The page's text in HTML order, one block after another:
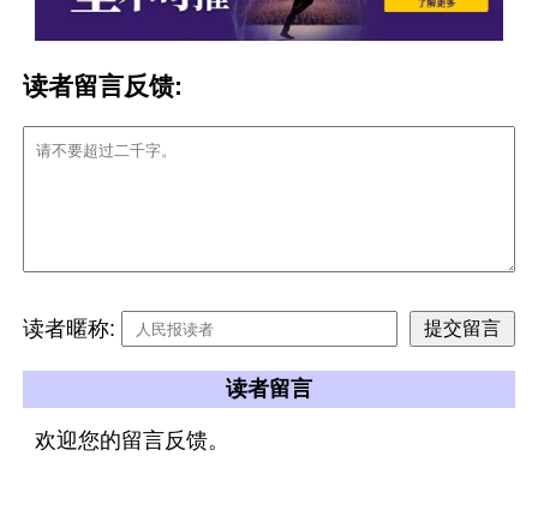
读者留言反馈:
读者暱称:
读者留言
欢迎您的留言反馈。